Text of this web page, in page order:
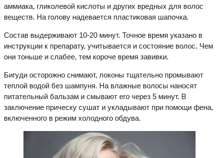
аммиака, гликолевой кислоты и других вредных для волос
веществ. На голову надевается пластиковая шапочка.
Состав выдерживают 10-20 минут. Точное время указано в
инструкции к препарату, учитывается и состояние волос. Чем
они тоньше и слабее, тем короче время завивки.
Бигуди осторожно снимают, локоны тщательно промывают
теплой водой без шампуня. На влажные волосы наносят
питательный бальзам и смывают его через 5 минут. В
заключение прическу сушат и укладывают при помощи фена,
включенного в режим холодного обдува.